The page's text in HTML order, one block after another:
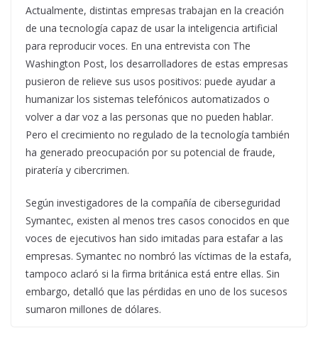
Actualmente, distintas empresas trabajan en la creación
de una tecnología capaz de usar la inteligencia artificial
para reproducir voces. En una entrevista con The
Washington Post, los desarrolladores de estas empresas
pusieron de relieve sus usos positivos: puede ayudar a
humanizar los sistemas telefónicos automatizados o
volver a dar voz a las personas que no pueden hablar.
Pero el crecimiento no regulado de la tecnología también
ha generado preocupación por su potencial de fraude,
piratería y cibercrimen.
Según investigadores de la compañía de ciberseguridad
Symantec, existen al menos tres casos conocidos en que
voces de ejecutivos han sido imitadas para estafar a las
empresas. Symantec no nombró las víctimas de la estafa,
tampoco aclaró si la firma británica está entre ellas. Sin
embargo, detalló que las pérdidas en uno de los sucesos
sumaron millones de dólares.